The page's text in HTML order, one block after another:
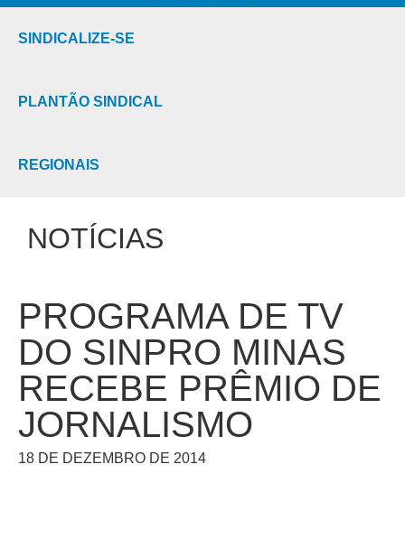
SINDICALIZE-SE
PLANTÃO SINDICAL
REGIONAIS
NOTÍCIAS
PROGRAMA DE TV
DO SINPRO MINAS
RECEBE PRÊMIO DE
JORNALISMO
18 DE DEZEMBRO DE 2014